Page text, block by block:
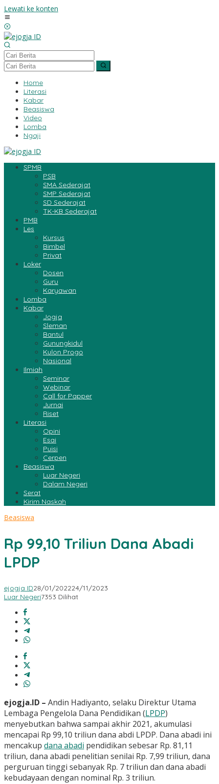
Lewati ke konten
Home
Literasi
Kabar
Beasiswa
Video
Lomba
Ngaji
SPMB
PSB
SMA Sederajat
SMP Sederajat
SD Sederajat
TK-KB Sederajat
PMB
Les
Kursus
Bimbel
Privat
Loker
Dosen
Guru
Karyawan
Lomba
Kabar
Jogja
Sleman
Bantul
Gunungkidul
Kulon Progo
Nasional
Ilmiah
Seminar
Webinar
Call for Papper
Jurnai
Riset
Literasi
Opini
Esai
Puisi
Cerpen
Beasiswa
Luar Negeri
Dalam Negeri
Serat
Kirim Naskah
Beasiswa
Rp 99,10 Triliun Dana Abadi
LPDP
ejogja ID28/01/202224/11/2023
Luar Negeri7353 Dilihat
ejogja.ID – Andin Hadiyanto, selaku Direktur Utama
Lembaga Pengelola Dana Pendidikan (LPDP)
menyebutkan bahwa sampai akhir 2021, akumulasi
mencapai Rp 99,10 triliun dana abdi LPDP. Dana abadi ini
mencakup dana abadi pendidikan sebesar Rp. 81,11
triliun, dana abadi penelitian senilai Rp. 7,99 triliun, dana
perguruan tinggi sebanyak Rp. 7 triliun dan dana abadi
kebudayaan dengan nominal Rp. 3 triliun.